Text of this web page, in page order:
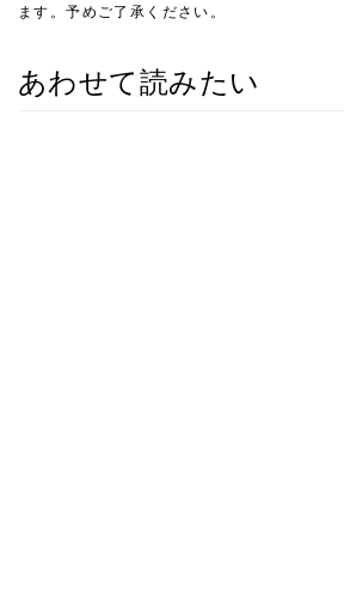
ます。予めご了承ください。
あわせて読みたい